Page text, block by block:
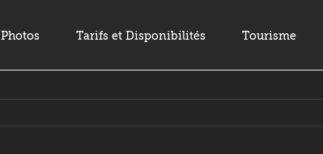
Photos Tarifs et Disponibilités Tourisme